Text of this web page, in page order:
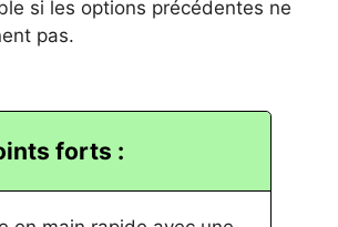
si les options précédentes ne
pas.
forts :